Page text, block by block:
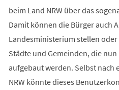
beim Land NRW über das
Damit können die Bürger auch
Landesministerium stellen
Städte und Gemeinden, die
aufgebaut werden. Selbst nach
NRW könnte dieses